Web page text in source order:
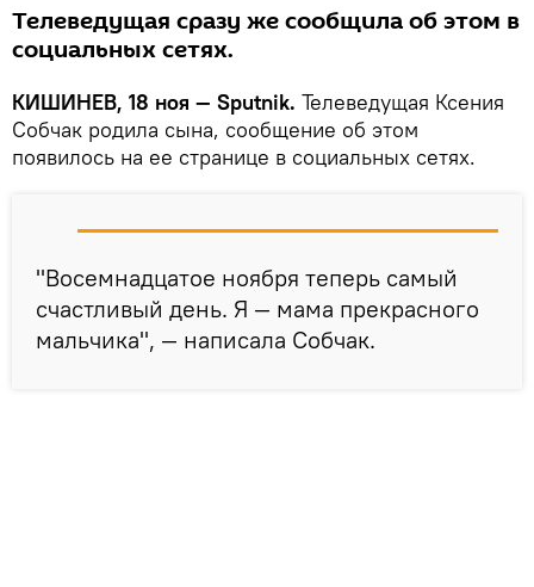
Телеведущая сразу же сообщила об этом в
социальных сетях.
КИШИНЕВ, 18 ноя — Sputnik. Телеведущая Ксения
Собчак родила сына, сообщение об этом
появилось на ее странице в социальных сетях.
"Восемнадцатое ноября теперь самый
счастливый день. Я — мама прекрасного
мальчика", — написала Собчак.